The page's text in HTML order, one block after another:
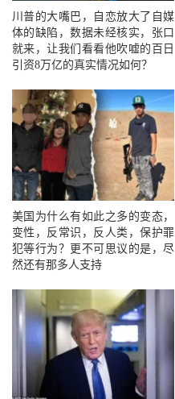
川普的大嘴巴，自恋放大了自媒
体的缺陷，数据未经核实，张口
就来，让我们看看他吹嘘的百日
引资8万亿的真实情况如何？
美国为什么有如此之多的变态，
变性，反常识，反人类，保护罪
犯等行为？更不可思议的是，尽
然还有那多人支持